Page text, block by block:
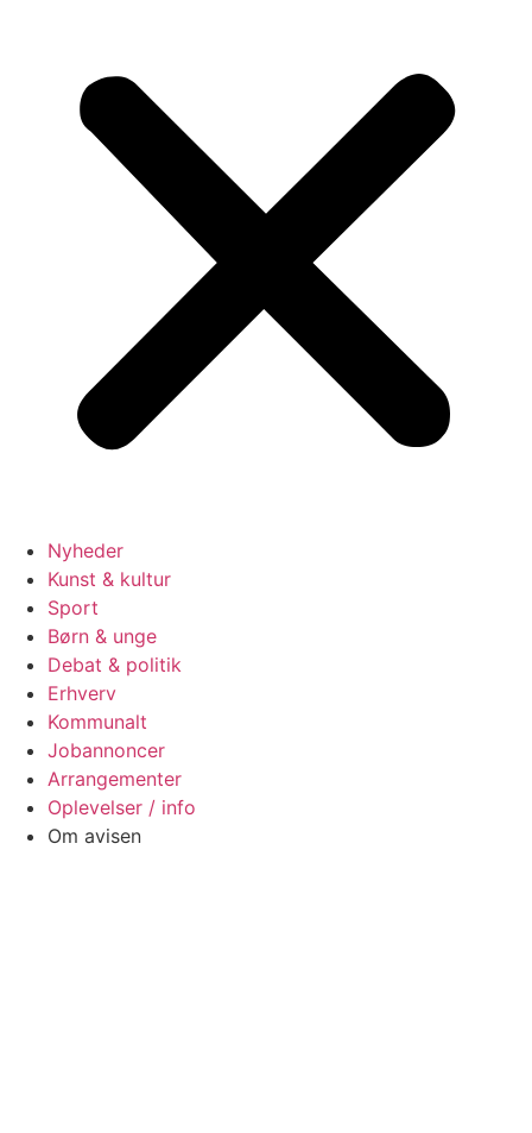
Nyheder
Kunst & kultur
Sport
Børn & unge
Debat & politik
Erhverv
Kommunalt
Jobannoncer
Arrangementer
Oplevelser / info
Om avisen